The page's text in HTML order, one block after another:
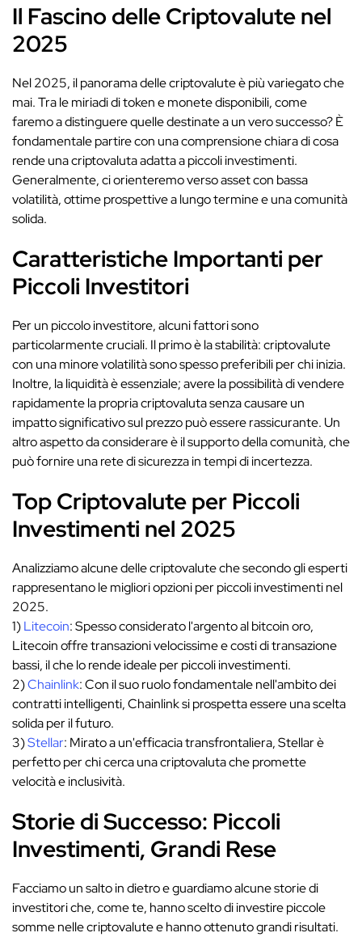
Il Fascino delle Criptovalute nel
2025
Nel 2025, il panorama delle criptovalute è più variegato che
mai. Tra le miriadi di token e monete disponibili, come
faremo a distinguere quelle destinate a un vero successo? È
fondamentale partire con una comprensione chiara di cosa
rende una criptovaluta adatta a piccoli investimenti.
Generalmente, ci orienteremo verso asset con bassa
volatilità, ottime prospettive a lungo termine e una comunità
solida.
Caratteristiche Importanti per
Piccoli Investitori
Per un piccolo investitore, alcuni fattori sono
particolarmente cruciali. Il primo è la stabilità: criptovalute
con una minore volatilità sono spesso preferibili per chi inizia.
Inoltre, la liquidità è essenziale; avere la possibilità di vendere
rapidamente la propria criptovaluta senza causare un
impatto significativo sul prezzo può essere rassicurante. Un
altro aspetto da considerare è il supporto della comunità, che
può fornire una rete di sicurezza in tempi di incertezza.
Top Criptovalute per Piccoli
Investimenti nel 2025
Analizziamo alcune delle criptovalute che secondo gli esperti
rappresentano le migliori opzioni per piccoli investimenti nel
2025.
1)Litecoin: Spesso considerato l'argento al bitcoin oro,
Litecoin offre transazioni velocissime e costi di transazione
bassi, il che lo rende ideale per piccoli investimenti.
2)Chainlink: Con il suo ruolo fondamentale nell'ambito dei
contratti intelligenti, Chainlink si prospetta essere una scelta
solida per il futuro.
3)Stellar: Mirato a un'efficacia transfrontaliera, Stellar è
perfetto per chi cerca una criptovaluta che promette
velocità e inclusività.
Storie di Successo: Piccoli
Investimenti, Grandi Rese
Facciamo un salto in dietro e guardiamo alcune storie di
investitori che, come te, hanno scelto di investire piccole
somme nelle criptovalute e hanno ottenuto grandi risultati.